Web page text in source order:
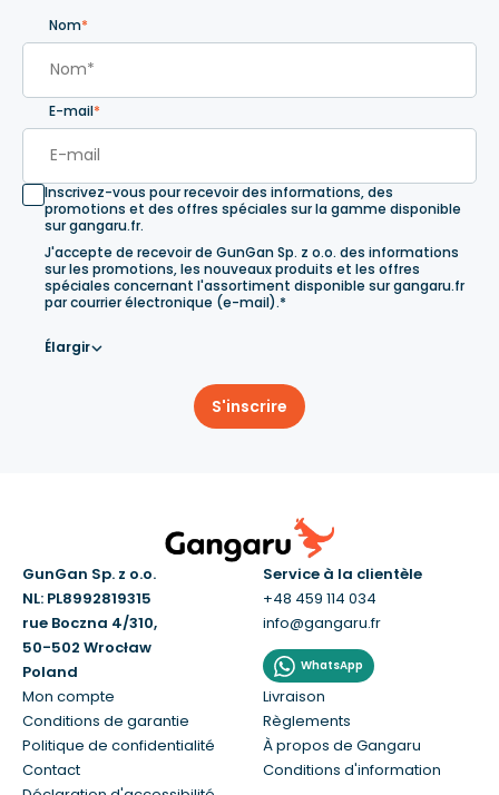
Nom*
E-mail*
Inscrivez-vous pour recevoir des informations, des
promotions et des offres spéciales sur la gamme disponible
sur gangaru.fr.
J'accepte de recevoir de GunGan Sp. z o.o. des informations
sur les promotions, les nouveaux produits et les offres
spéciales concernant l'assortiment disponible sur gangaru.fr
par courrier électronique (e-mail).*
Élargir
S'inscrire
GunGan Sp. z o.o.
NL: PL8992819315
rue Boczna 4/310,
50-502 Wrocław
Poland
Service à la clientèle
+48 459 114 034
info@gangaru.fr
WhatsApp
Mon compte
Livraison
Conditions de garantie
Règlements
Politique de confidentialité
À propos de Gangaru
Contact
Conditions d'information